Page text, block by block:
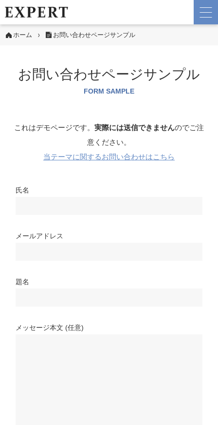
ホーム お問い合わせページサンプル
お問い合わせページサンプル
FORM SAMPLE
これはデモページです。 実際には送信できませんのでご注
意ください。
当テーマに関するお問い合わせはこちら
氏名
メールアドレス
題名
メッセージ本文 (任意)